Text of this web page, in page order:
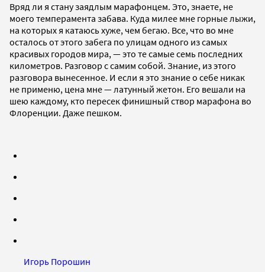
Вряд ли я стану заядлым марафонцем. Это, знаете, не
моего темперамента забава. Куда милее мне горные лыжи,
на которых я катаюсь хуже, чем бегаю. Все, что во мне
осталось от этого забега по улицам одного из самых
красивых городов мира, — это те самые семь последних
километров. Разговор с самим собой. Знание, из этого
разговора вынесенное. И если я это знание о себе никак
не применю, цена мне — латунный жетон. Его вешали на
шею каждому, кто пересек финишный створ марафона во
Флоренции. Даже пешком.
Игорь Порошин